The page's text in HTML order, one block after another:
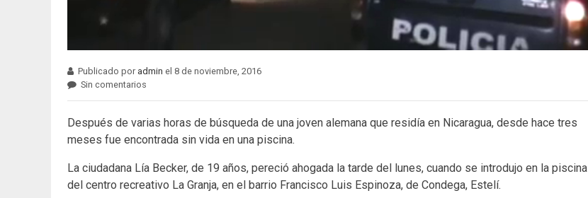
Publicado por admin el 8 de noviembre, 2016
Sin comentarios
Después de varias horas de búsqueda de una joven alemana que residía en Nicaragua, desde hace tres
meses fue encontrada sin vida en una piscina.
La ciudadana Lía Becker, de 19 años, pereció ahogada la tarde del lunes, cuando se introdujo en la piscina
del centro recreativo La Granja, en el barrio Francisco Luis Espinoza, de Condega, Estelí.